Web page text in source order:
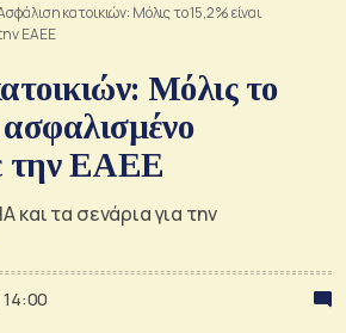
κατοικιών: Μόλις το 15,2% είναι
ΕΑΕΕ
Μόλις το
ασφαλισμένο
την ΕΑΕΕ
και τα σενάρια για την
14:00